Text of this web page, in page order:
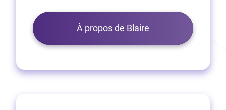
À propos de Blaire